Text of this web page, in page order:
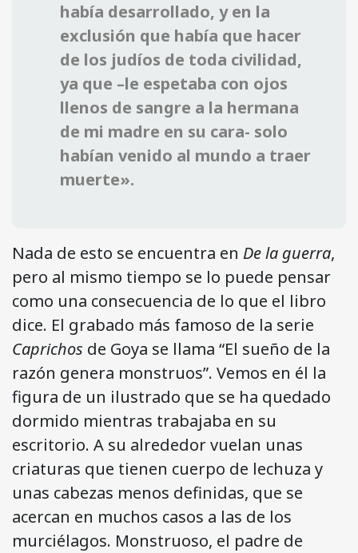
había desarrollado, y en la
exclusión que había que hacer
de los judíos de toda civilidad,
ya que –le espetaba con ojos
llenos de sangre a la hermana
de mi madre en su cara- solo
habían venido al mundo a traer
muerte».
Nada de esto se encuentra en De la guerra,
pero al mismo tiempo se lo puede pensar
como una consecuencia de lo que el libro
dice. El grabado más famoso de la serie
Caprichos de Goya se llama “El sueño de la
razón genera monstruos”. Vemos en él la
figura de un ilustrado que se ha quedado
dormido mientras trabajaba en su
escritorio. A su alrededor vuelan unas
criaturas que tienen cuerpo de lechuza y
unas cabezas menos definidas, que se
acercan en muchos casos a las de los
murciélagos. Monstruoso, el padre de